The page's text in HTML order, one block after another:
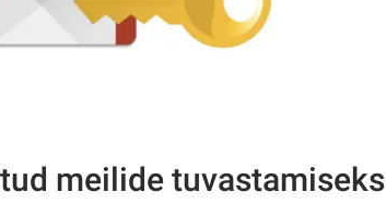
meilide tuvastamiseks